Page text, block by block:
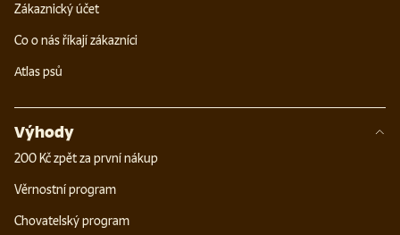
Zákaznický účet
Co o nás říkají zákazníci
Atlas psů
Výhody
200 Kč zpět za první nákup
Věrnostní program
Chovatelský program